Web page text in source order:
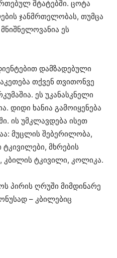
შტატებში. ცოტა
ჯანმრთელობას, თუმცა
ეს
დამზადებული
თქვენ თვითონვე
ეს უკანასკნელი
დიდი ხანია გამოიყენება
ის უმკლავდება ისეთ
მუცლის შებერილობა,
მხრების
კბილის ტკივილი, კოლიკა.
პირის ღრუში მიმდინარე
– კბილებიც